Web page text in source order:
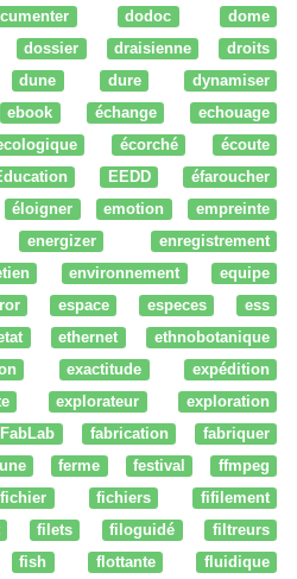
dodoc
dome
dossier draisienne
droits
dune dure
dynamiser
ebook échange
echouage
écorché
écoute
EEDD
éfaroucher
éloigner emotion
empreinte
energizer
enregistrement
environnement
equipe
espace especes
ess
ethernet
ethnobotanique
exactitude
expédition
explorateur
exploration
FabLab fabrication
fabriquer
ferme festival
ffmpeg
fichier fichiers
fifilement
filets filoguidé
filtreurs
fish flottante fluidique